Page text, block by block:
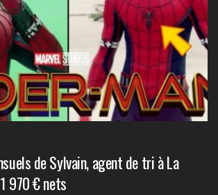
de Sylvain, agent de tri à La
970 € nets